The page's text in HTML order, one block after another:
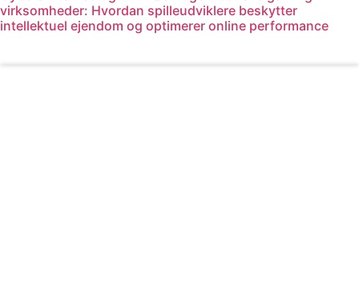
virksomheder: Hvordan spilleudviklere beskytter
intellektuel ejendom og optimerer online performance